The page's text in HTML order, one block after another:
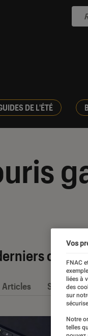
DE L'ÉTÉ
Articles
Vos
FNAC
liées à
des
sur
Notre
telles